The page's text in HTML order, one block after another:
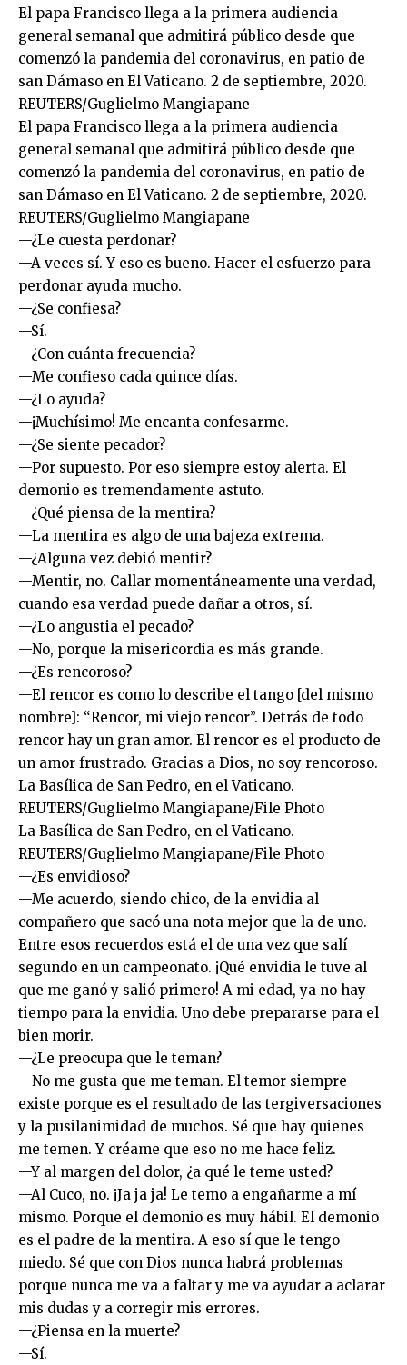
El papa Francisco llega a la primera audiencia
general semanal que admitirá público desde que
comenzó la pandemia del coronavirus, en patio de
san Dámaso en El Vaticano. 2 de septiembre, 2020.
REUTERS/Guglielmo Mangiapane
El papa Francisco llega a la primera audiencia
general semanal que admitirá público desde que
comenzó la pandemia del coronavirus, en patio de
san Dámaso en El Vaticano. 2 de septiembre, 2020.
REUTERS/Guglielmo Mangiapane
—¿Le cuesta perdonar?
—A veces sí. Y eso es bueno. Hacer el esfuerzo para
perdonar ayuda mucho.
—¿Se confiesa?
—Sí.
—¿Con cuánta frecuencia?
—Me confieso cada quince días.
—¿Lo ayuda?
—¡Muchísimo! Me encanta confesarme.
—¿Se siente pecador?
—Por supuesto. Por eso siempre estoy alerta. El
demonio es tremendamente astuto.
—¿Qué piensa de la mentira?
—La mentira es algo de una bajeza extrema.
—¿Alguna vez debió mentir?
—Mentir, no. Callar momentáneamente una verdad,
cuando esa verdad puede dañar a otros, sí.
—¿Lo angustia el pecado?
—No, porque la misericordia es más grande.
—¿Es rencoroso?
—El rencor es como lo describe el tango [del mismo
nombre]: “Rencor, mi viejo rencor”. Detrás de todo
rencor hay un gran amor. El rencor es el producto de
un amor frustrado. Gracias a Dios, no soy rencoroso.
La Basílica de San Pedro, en el Vaticano.
REUTERS/Guglielmo Mangiapane/File Photo
La Basílica de San Pedro, en el Vaticano.
REUTERS/Guglielmo Mangiapane/File Photo
—¿Es envidioso?
—Me acuerdo, siendo chico, de la envidia al
compañero que sacó una nota mejor que la de uno.
Entre esos recuerdos está el de una vez que salí
segundo en un campeonato. ¡Qué envidia le tuve al
que me ganó y salió primero! A mi edad, ya no hay
tiempo para la envidia. Uno debe prepararse para el
bien morir.
—¿Le preocupa que le teman?
—No me gusta que me teman. El temor siempre
existe porque es el resultado de las tergiversaciones
y la pusilanimidad de muchos. Sé que hay quienes
me temen. Y créame que eso no me hace feliz.
—Y al margen del dolor, ¿a qué le teme usted?
—Al Cuco, no. ¡Ja ja ja! Le temo a engañarme a mí
mismo. Porque el demonio es muy hábil. El demonio
es el padre de la mentira. A eso sí que le tengo
miedo. Sé que con Dios nunca habrá problemas
porque nunca me va a faltar y me va ayudar a aclarar
mis dudas y a corregir mis errores.
—¿Piensa en la muerte?
—Sí.